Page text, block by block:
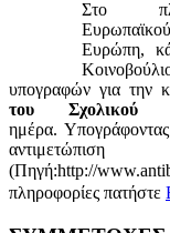
Στο
Ευρώπη,
υπογραφών για την
του Σχολικού
ημέρα.
(Πηγή:http://
πληροφορίες πατήστε